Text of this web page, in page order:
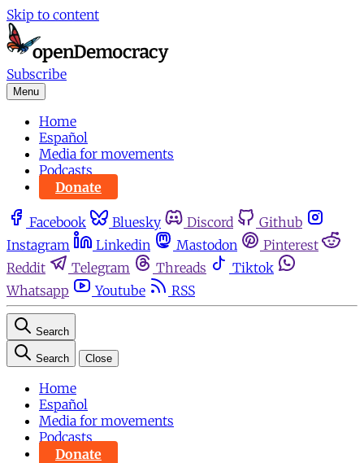
Skip to content
Subscribe
Menu
Home
Español
Media for movements
Podcasts
Donate
Facebook Bluesky Discord
Github
Instagram
Linkedin Mastodon
Pinterest
Reddit
Telegram Threads
Tiktok
Whatsapp
Youtube RSS
Search
Search Close
Home
Español
Media for movements
Podcasts
Donate